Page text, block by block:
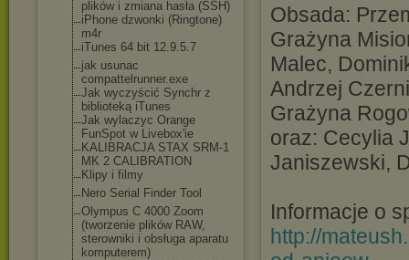
plików i zmiana hasła (SSH)
iPhone dzwonki (Ringtone)
m4r
iTunes 64 bit 12.9.5.7
jak usunac
compattelrunner.exe
Jak wyczyścić Synchr z
biblioteką iTunes
Jak wylaczyc Orange
FunSpot w Livebox'ie
KALIBRACJA STAX SRM-1
MK 2 CALIBRATION
Klipy i filmy
Nero Serial Finder Tool
Olympus C 4000 Zoom
(tworzenie plików RAW,
sterowniki i obsługa aparatu
komputerem)
Obsada:
Grażyna
Malec,
Andrzej
Grażyna
oraz: Cecylia
Janiszewski,
Informacje o
http://